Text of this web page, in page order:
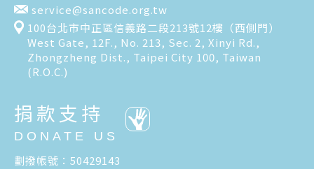
service@sancode.org.tw
100台北市中正區信義路二段213號12樓（西側門）
West Gate, 12F., No. 213, Sec. 2, Xinyi Rd.,
Zhongzheng Dist., Taipei City 100, Taiwan
(R.O.C.)
捐款支持
DONATE US
劃撥帳號：50429143